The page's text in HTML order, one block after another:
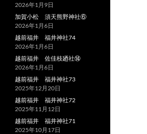
2026年1月9日
加賀小松 須天熊野神社⑥
2026年1月6日
越前福井 福井神社74
2026年1月6日
越前福井 佐佳枝廼社⑭
2026年1月6日
越前福井 福井神社73
2025年12月20日
越前福井 福井神社72
2025年11月12日
越前福井 福井神社71
2025年10月17日